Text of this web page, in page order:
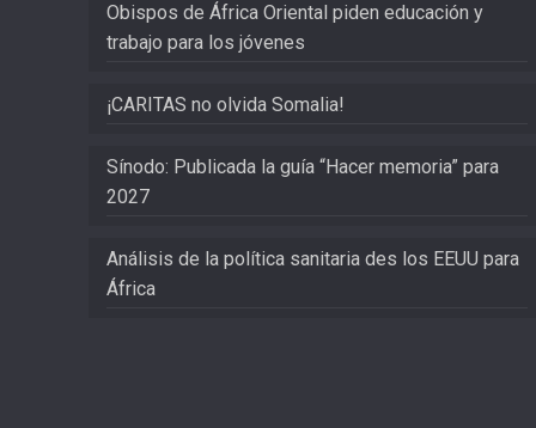
Obispos de África Oriental piden educación y
trabajo para los jóvenes
¡CARITAS no olvida Somalia!
Sínodo: Publicada la guía “Hacer memoria” para
2027
Análisis de la política sanitaria des los EEUU para
África